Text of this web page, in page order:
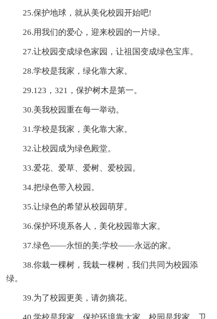
25.保护地球，就从美化校园开始吧!
26.用我们的爱心，迎来校园的一片绿。
27.让校园变成绿色家园，让祖国变成绿色宝库。
28.学校是我家，绿化靠大家。
29.123，321，保护树木是第一。
30.美我校园重在每一举动。
31.学校是我家，美化靠大家。
32.让校园成为绿色殿堂。
33.爱花、爱草、爱树、爱校园。
34.把绿色带入校园。
35.让绿色的希望从校园萌芽。
36.保护环境系各人，美化校园靠大家。
37.绿色——永恒的美;学校——永远的家。
38.你栽一棵树，我栽一棵树，我们共同为校园添
绿。
39.为了校园更美，请勿摘花。